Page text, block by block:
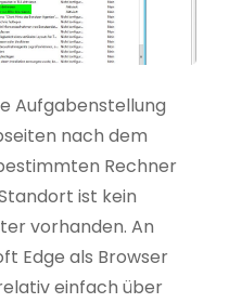
Aufgabenstellung
nach dem
Rechner
ist kein
vorhanden. An
Edge als Browser
einfach über